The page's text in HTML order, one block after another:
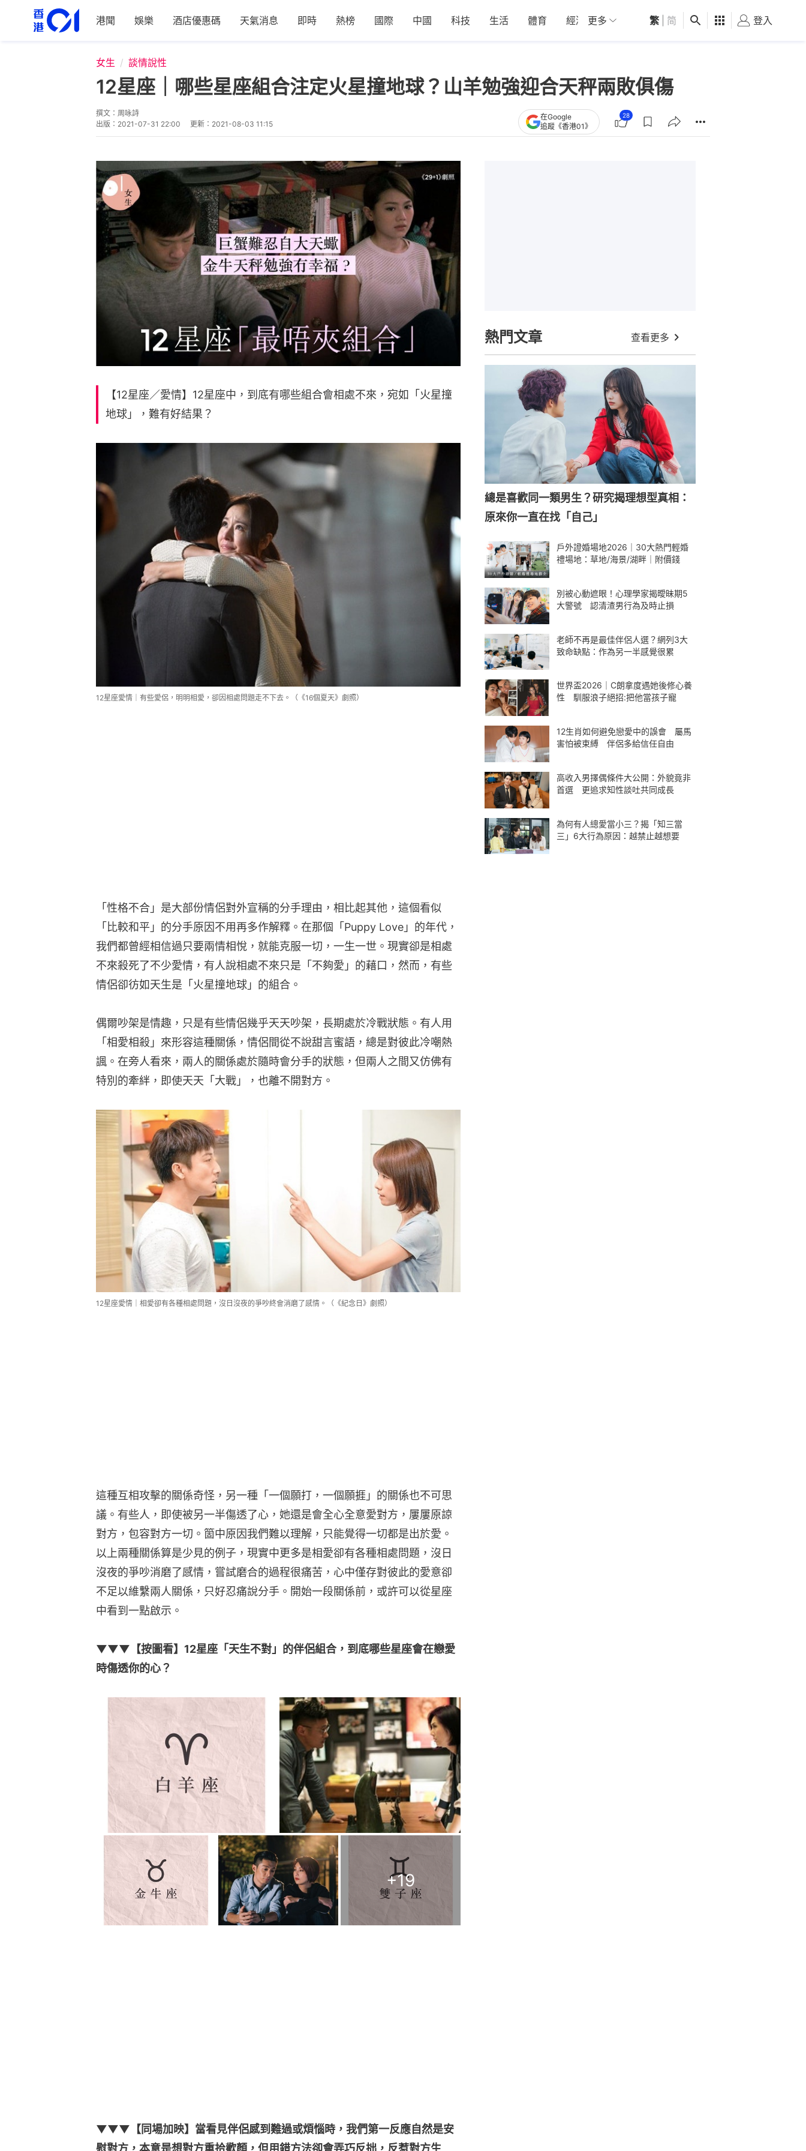
港聞 娛樂 酒店優惠碼 天氣消息 即時 熱榜 國際 中國 科技 生活 體育 經濟 01深圳 觀點 健康 好食玩飛
更多 繁 简 登入
女生 談情說性
12星座｜哪些星座組合注定火星撞地球？山羊勉強迎合天秤兩敗俱傷
撰文： 周咏詩
出版： 2021-07-31 22:00 更新： 2021-08-03 11:15
在Google
追蹤《香港01》
28
【12星座／愛情】12星座中，到底有哪些組合會相處不來，宛如「火星撞
地球」，難有好結果？
12星座愛情｜有些愛侶，明明相愛，卻因相處問題走不下去。（《16個夏天》劇照）
「性格不合」是大部份情侶對外宣稱的分手理由，相比起其他，這個看似
「比較和平」的分手原因不用再多作解釋。在那個「Puppy Love」的年代，
我們都曾經相信過只要兩情相悅，就能克服一切，一生一世。現實卻是相處
不來殺死了不少愛情，有人說相處不來只是「不夠愛」的藉口，然而，有些
情侶卻彷如天生是「火星撞地球」的組合。
偶爾吵架是情趣，只是有些情侶幾乎天天吵架，長期處於冷戰狀態。有人用
「相愛相殺」來形容這種關係，情侶間從不說甜言蜜語，總是對彼此冷嘲熱
諷。在旁人看來，兩人的關係處於隨時會分手的狀態，但兩人之間又仿佛有
特別的牽絆，即使天天「大戰」，也離不開對方。
12星座愛情｜相愛卻有各種相處問題，沒日沒夜的爭吵終會消磨了感情。（《紀念日》劇照）
這種互相攻擊的關係奇怪，另一種「一個願打，一個願捱」的關係也不可思
議。有些人，即使被另一半傷透了心，她還是會全心全意愛對方，屢屢原諒
對方，包容對方一切。箇中原因我們難以理解，只能覺得一切都是出於愛。
以上兩種關係算是少見的例子，現實中更多是相愛卻有各種相處問題，沒日
沒夜的爭吵消磨了感情，嘗試磨合的過程很痛苦，心中僅存對彼此的愛意卻
不足以維繫兩人關係，只好忍痛說分手。開始一段關係前，或許可以從星座
中看到一點啟示。
▼▼▼【按圖看】12星座「天生不對」的伴侶組合，到底哪些星座會在戀愛
時傷透你的心？
+19
▼▼▼【同場加映】當看見伴侶感到難過或煩惱時，我們第一反應自然是安
慰對方，本意是想對方重拾歡顏，但用錯方法卻會弄巧反拙，反惹對方生
熱門文章 查看更多
總是喜歡同一類男生？研究揭理想型真相：
原來你一直在找「自己」
戶外證婚場地2026｜30大熱門輕婚
禮場地：草地/海景/湖畔｜附價錢
別被心動遮眼！心理學家揭曖昧期5
大警號 認清渣男行為及時止損
老師不再是最佳伴侶人選？網列3大
致命缺點：作為另一半感覺很累
世界盃2026｜C朗拿度遇她後修心養
性 馴服浪子絕招:把他當孩子寵
12生肖如何避免戀愛中的誤會 屬馬
害怕被束縛 伴侶多給信任自由
高收入男擇偶條件大公開：外貌竟非
首選 更追求知性談吐共同成長
為何有人總愛當小三？揭「知三當
三」6大行為原因：越禁止越想要